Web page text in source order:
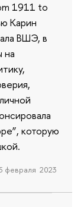
1911 to
Карин
ВШЭ, в
на
которую
февраля 2023